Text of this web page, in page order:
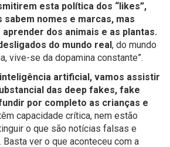
esta política dos “likes”,
sabem nomes e marcas, mas
dos animais e as plantas.
do mundo real , do mundo
vive-se da dopamina constante”.
artificial, vamos assistir
das deep fakes, fake
por completo as crianças e
capacidade crítica, nem estão
o que são notícias falsas e
ver o que aconteceu com a